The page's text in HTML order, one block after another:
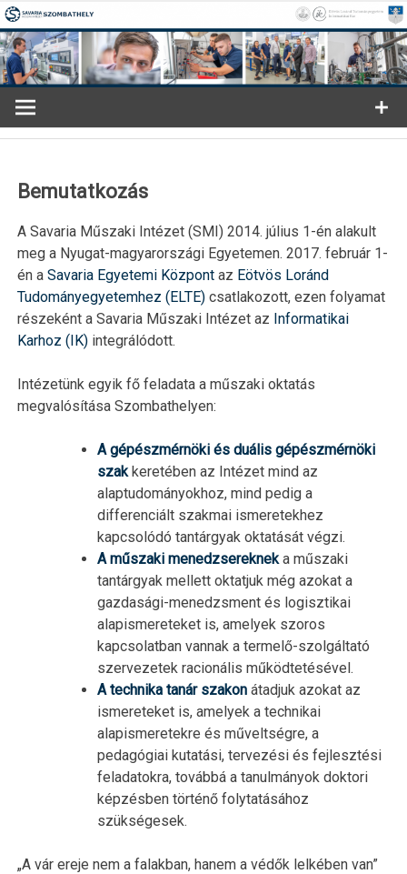
Ugrás
a
tartalomra
Bemutatkozás
A Savaria Műszaki Intézet (SMI) 2014. július 1-én alakult
meg a Nyugat-magyarországi Egyetemen. 2017. február 1-
én aSavaria Egyetemi Központ az Eötvös Loránd
Tudományegyetemhez (ELTE)csatlakozott, ezen folyamat
részeként a Savaria Műszaki Intézet az Informatikai
Karhoz (IK) integrálódott.
Intézetünk egyik fő feladata a műszaki oktatás
megvalósítása Szombathelyen:
A gépészmérnöki és duális gépészmérnöki
szak keretében az Intézet mind az
alaptudományokhoz, mind pedig a
differenciált szakmai ismeretekhez
kapcsolódó tantárgyak oktatását végzi.
A műszaki menedzsereknek a műszaki
tantárgyak mellett oktatjuk még azokat a
gazdasági-menedzsment és logisztikai
alapismereteket is, amelyek szoros
kapcsolatban vannak a termelő-szolgáltató
szervezetek racionális működtetésével.
A technika tanár szakon átadjuk azokat az
ismereteket is, amelyek a technikai
alapismeretekre és műveltségre, a
pedagógiai kutatási, tervezési és fejlesztési
feladatokra, továbbá a tanulmányok doktori
képzésben történő folytatásához
szükségesek.
„A vár ereje nem a falakban, hanem a védők lelkében van”